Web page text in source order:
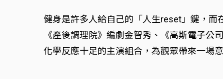
健身是許多人給自己的「人生reset」鍵，而
《產後調理院》編劇金智秀、《高斯電子
化學反應十足的主演組合，為觀眾帶來一場